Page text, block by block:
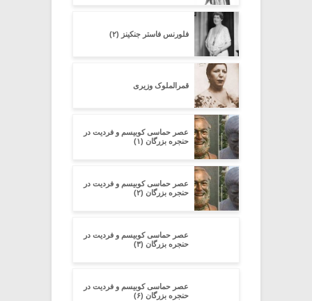
فلورنس فاستر جنکینز (۲)
قمرالملوک وزیری
عصر حماسی کوبیسم و فردیت در
حنجره بزرگان (۱)
عصر حماسی کوبیسم و فردیت در
حنجره بزرگان (۲)
عصر حماسی کوبیسم و فردیت در
حنجره بزرگان (۳)
عصر حماسی کوبیسم و فردیت در
حنجره بزرگان (۶)